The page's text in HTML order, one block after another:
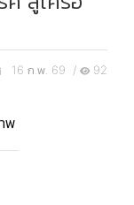
16 ก.พ. 69 / 92
พ